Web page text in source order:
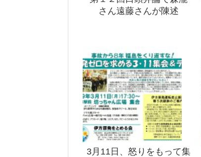
さん遠藤さんが陳述
3月11日、怒りをもって集